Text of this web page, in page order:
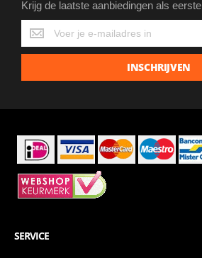
Krijg de laatste aanbiedingen als eerste
Krijg
de
laatste
INSCHRIJVEN
SERVICE